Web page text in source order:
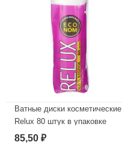
Ватные диски косметические
Relux 80 штук в упаковке
В наличии
85,50 ₽